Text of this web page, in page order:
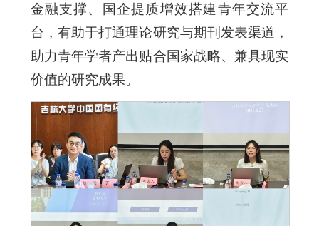
金融支撑、国企提质增效搭建青年交流平
台，有助于打通理论研究与期刊发表渠道，
助力青年学者产出贴合国家战略、兼具现实
价值的研究成果。